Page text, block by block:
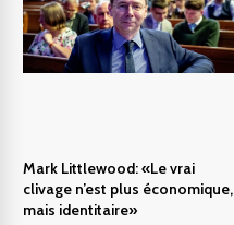
Mark Littlewood: «Le vrai
clivage n’est plus économique,
mais identitaire»